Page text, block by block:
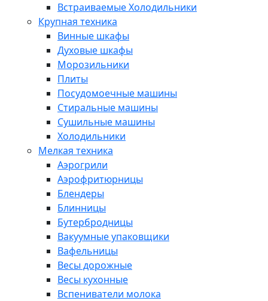
Встраиваемые Холодильники
Крупная техника
Винные шкафы
Духовые шкафы
Морозильники
Плиты
Посудомоечные машины
Стиральные машины
Сушильные машины
Холодильники
Мелкая техника
Аэрогрили
Аэрофритюрницы
Блендеры
Блинницы
Бутербродницы
Вакуумные упаковщики
Вафельницы
Весы дорожные
Весы кухонные
Вспениватели молока